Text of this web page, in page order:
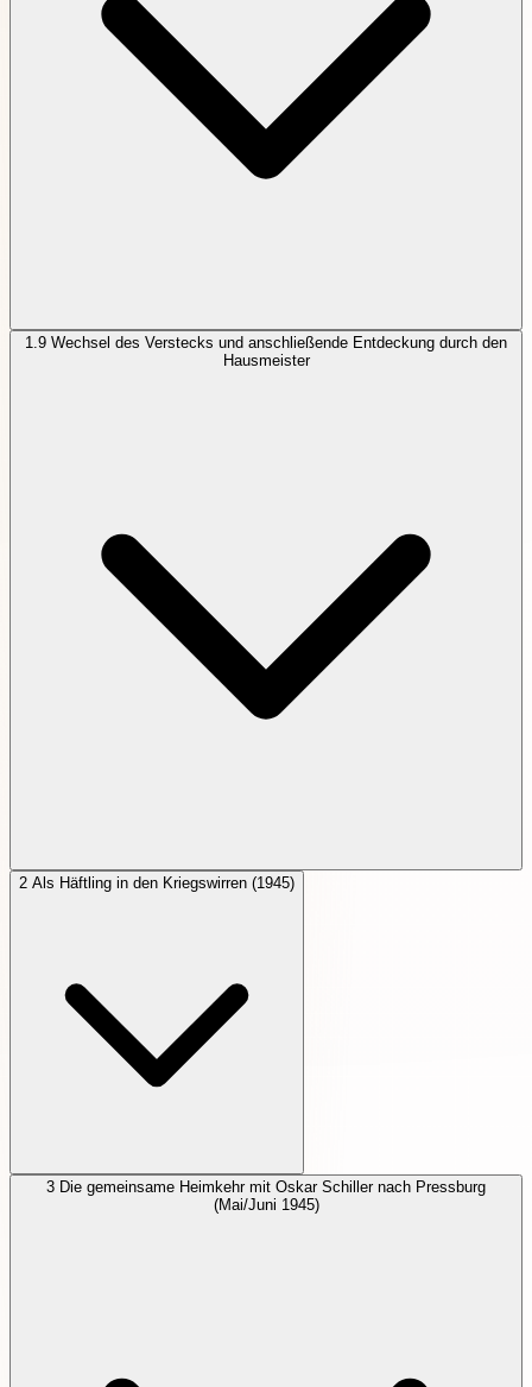
1.9 Wechsel des Verstecks und anschließende Entdeckung durch den
Hausmeister
2 Als Häftling in den Kriegswirren (1945)
3 Die gemeinsame Heimkehr mit Oskar Schiller nach Pressburg
(Mai/Juni 1945)